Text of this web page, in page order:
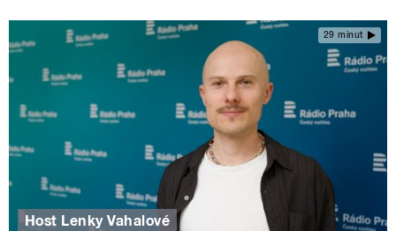
29 minut
Host Lenky Vahalové